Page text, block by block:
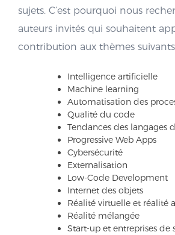
sujets. C’est pourquoi nous
auteurs invités qui souhaitent
contribution aux thèmes
Intelligence artificielle
Machine learning
Automatisation des
Qualité du code
Tendances des langages
Progressive Web Apps
Cybersécurité
Externalisation
Low-Code Development
Internet des objets
Réalité virtuelle et réalité
Réalité mélangée
Start-up et entreprises de